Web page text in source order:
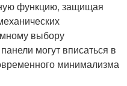
функцию, защищая
выбору
могут вписаться в
минимализма